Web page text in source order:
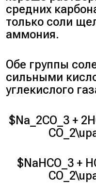
средних
только соли
аммония.
Обе группы
сильными
углекислого
$Na_2CO_3 +
$NaHCO_3 +